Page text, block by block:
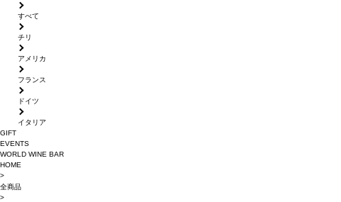
すべて
チリ
アメリカ
フランス
ドイツ
イタリア
GIFT
EVENTS
WORLD WINE BAR
HOME
>
全商品
>